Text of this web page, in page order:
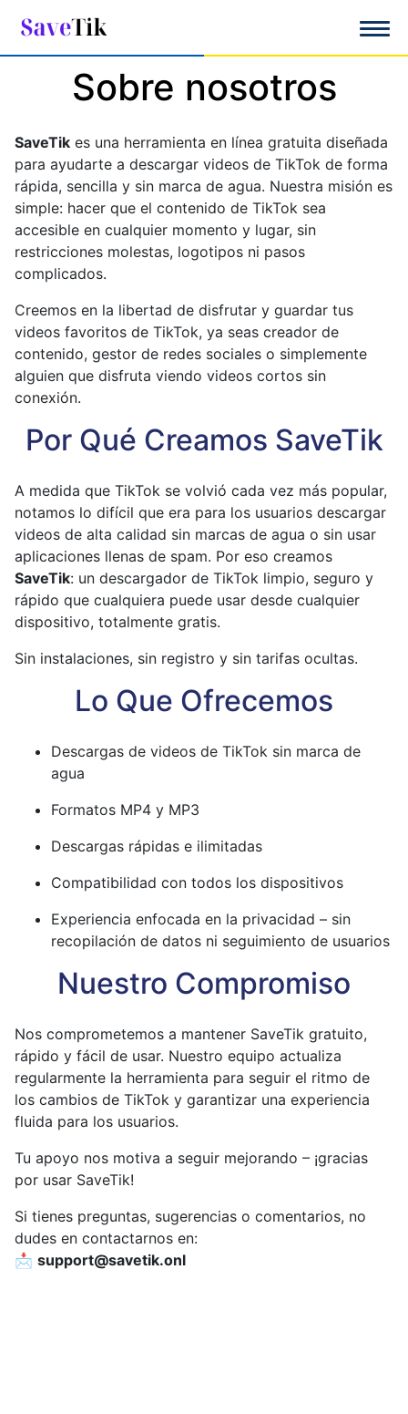
Sobre nosotros
SaveTik es una herramienta en línea gratuita diseñada
para ayudarte a descargar videos de TikTok de forma
rápida, sencilla y sin marca de agua. Nuestra misión es
simple: hacer que el contenido de TikTok sea
accesible en cualquier momento y lugar, sin
restricciones molestas, logotipos ni pasos
complicados.
Creemos en la libertad de disfrutar y guardar tus
videos favoritos de TikTok, ya seas creador de
contenido, gestor de redes sociales o simplemente
alguien que disfruta viendo videos cortos sin
conexión.
Por Qué Creamos SaveTik
A medida que TikTok se volvió cada vez más popular,
notamos lo difícil que era para los usuarios descargar
videos de alta calidad sin marcas de agua o sin usar
aplicaciones llenas de spam. Por eso creamos
SaveTik: un descargador de TikTok limpio, seguro y
rápido que cualquiera puede usar desde cualquier
dispositivo, totalmente gratis.
Sin instalaciones, sin registro y sin tarifas ocultas.
Lo Que Ofrecemos
Descargas de videos de TikTok sin marca de
agua
Formatos MP4 y MP3
Descargas rápidas e ilimitadas
Compatibilidad con todos los dispositivos
Experiencia enfocada en la privacidad – sin
recopilación de datos ni seguimiento de usuarios
Nuestro Compromiso
Nos comprometemos a mantener SaveTik gratuito,
rápido y fácil de usar. Nuestro equipo actualiza
regularmente la herramienta para seguir el ritmo de
los cambios de TikTok y garantizar una experiencia
fluida para los usuarios.
Tu apoyo nos motiva a seguir mejorando – ¡gracias
por usar SaveTik!
Si tienes preguntas, sugerencias o comentarios, no
dudes en contactarnos en:
📩 support@savetik.onl